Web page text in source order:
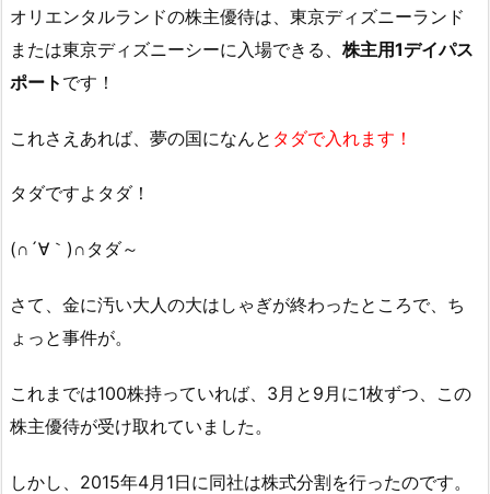
オリエンタルランドの株主優待は、東京ディズニーランド
または東京ディズニーシーに入場できる、 株主用1デイパス
ポート です！
これさえあれば、夢の国になんと タダで入れます！
タダですよタダ！
(∩´∀｀)∩タダ～
さて、金に汚い大人の大はしゃぎが終わったところで、ち
ょっと事件が。
これまでは100株持っていれば、3月と9月に1枚ずつ、この
株主優待が受け取れていました。
しかし、2015年4月1日に同社は株式分割を行ったのです。